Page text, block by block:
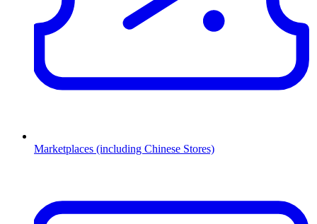
Marketplaces (including Chinese Stores)